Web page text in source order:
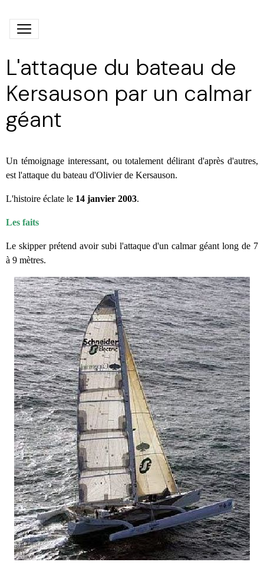
L'attaque du bateau de
Kersauson par un calmar
géant
Un témoignage interessant, ou totalement délirant d'après d'autres,
est l'attaque du bateau d'Olivier de Kersauson.
L'histoire éclate le 14 janvier 2003.
Les faits
Le skipper prétend avoir subi l'attaque d'un calmar géant long de 7
à 9 mètres.